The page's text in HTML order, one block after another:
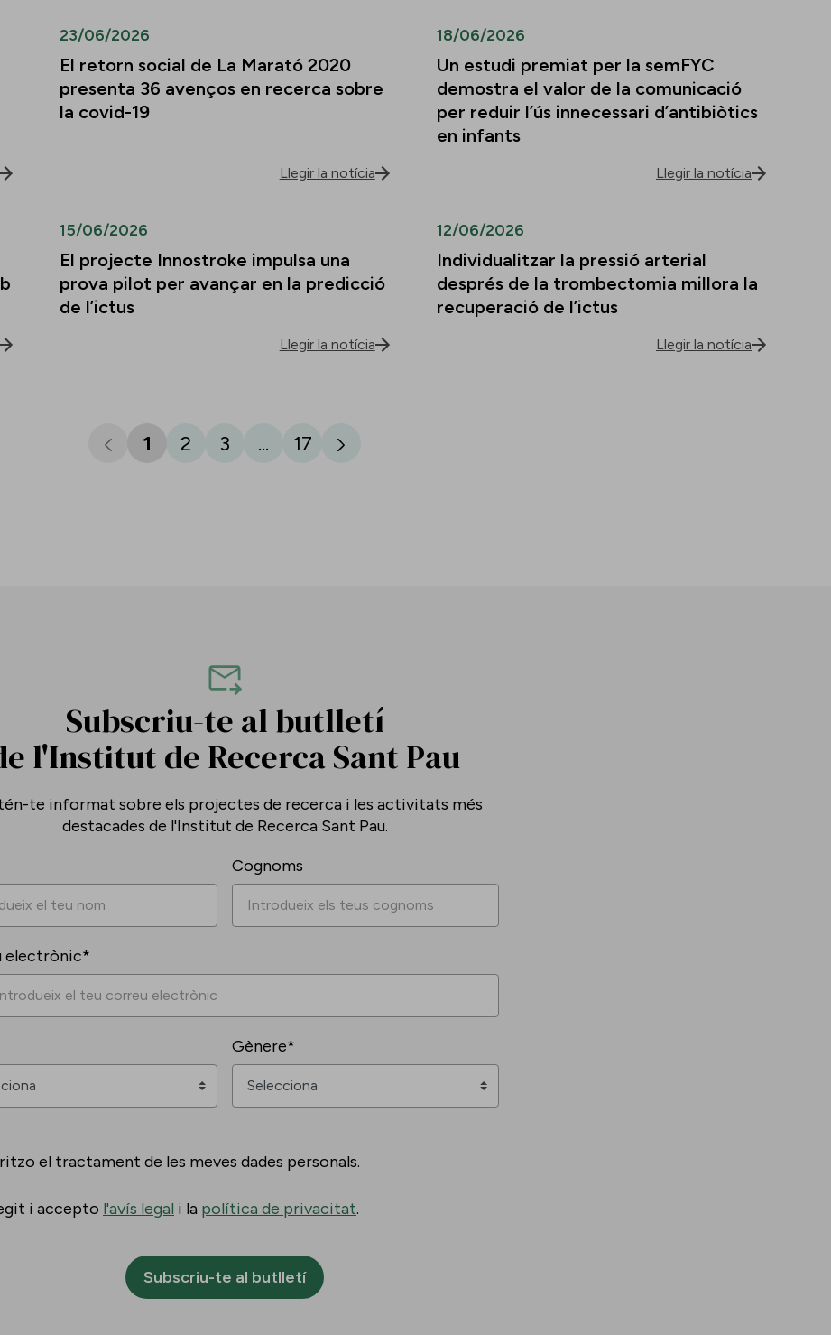
23/06/2026
El retorn social de La Marató 2020
presenta 36 avenços en recerca sobre
la covid-19
Llegir la notícia
18/06/2026
Un estudi premiat per la semFYC
demostra el valor de la comunicació
per reduir l’ús innecessari d’antibiòtics
en infants
Llegir la notícia
15/06/2026
El projecte Innostroke impulsa una
prova pilot per avançar en la predicció
de l’ictus
Llegir la notícia
12/06/2026
Individualitzar la pressió arterial
després de la trombectomia millora la
recuperació de l’ictus
Llegir la notícia
1 2 3 ... 17
Subscriu-te al butlletí
l'Institut de Recerca Sant Pau
te informat sobre els projectes de recerca i les activitats més
destacades de l'Institut de Recerca Sant Pau.
Cognoms
electrònic*
Gènere*
el tractament de les meves dades personals.
i accepto l'avís legal i la política de privacitat.
Subscriu-te al butlletí